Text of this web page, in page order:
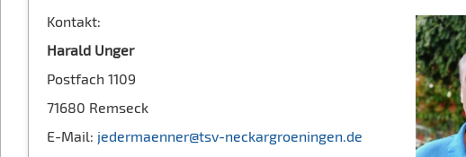
Kontakt:
Harald Unger
Postfach 1109
71680 Remseck
E-Mail: jedermaenner@tsv-neckargroeningen.de